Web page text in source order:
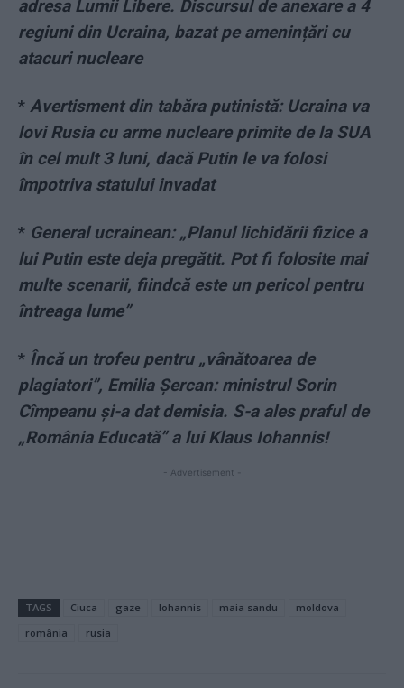
adresa Lumii Libere. Discursul de anexare a 4
regiuni din Ucraina, bazat pe amenințări cu
atacuri nucleare
* Avertisment din tabăra putinistă: Ucraina va
lovi Rusia cu arme nucleare primite de la SUA
în cel mult 3 luni, dacă Putin le va folosi
împotriva statului invadat
* General ucrainean: „Planul lichidării fizice a
lui Putin este deja pregătit. Pot fi folosite mai
multe scenarii, fiindcă este un pericol pentru
întreaga lume”
* Încă un trofeu pentru „vânătoarea de
plagiatori”, Emilia Șercan: ministrul Sorin
Cîmpeanu și-a dat demisia. S-a ales praful de
„România Educată” a lui Klaus Iohannis!
- Advertisement -
TAGS Ciuca gaze Iohannis maia sandu
moldova
românia
rusia